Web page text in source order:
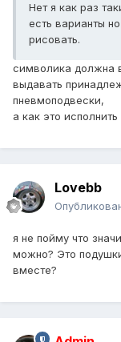
Нет я как раз
есть варианты
рисовать.
символика должна
выдавать
пневмоподвески,
а как это
Lovebb
я не пойму что
можно? Это
вместе?